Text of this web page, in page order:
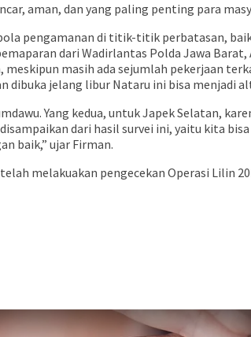
aman, dan yang paling penting para
pengamanan di titik-titik perbatasan,
dari Wadirlantas Polda Jawa
meskipun masih ada sejumlah pekerjaan
dibuka jelang libur Nataru ini bisa menjadi
Yang kedua, untuk Japek Selatan,
dari hasil survei ini, yaitu kita
baik,” ujar Firman.
melakuakan pengecekan Operasi Lilin